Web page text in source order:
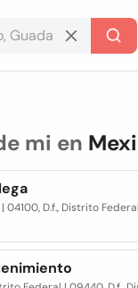
mi en
04100, D.f., Distrito